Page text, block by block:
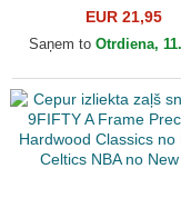
The League no Boston
Celtics NBA no New
EUR 21,95
Saņem to Otrdiena,